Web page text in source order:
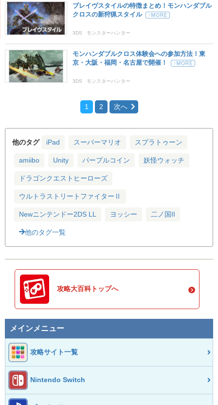
ブレイヴスタイルの特徴まとめ！モンハンダブル
クロスの新狩猟スタイル
3DS モンスターハンター
モンスターハンターダブルクロス
モンハンダブルクロス体験会への参加方法！東
京・大阪・福岡・名古屋で開催！
3DS モンスターハンター
1 2 次へ
他のタグ iPad スーパーマリオ スプラトゥーン
amiibo Unity パープルコイン 妖怪ウォッチ
ドラゴンクエストヒーローズ
ウルトラストリートファイターⅡ
Newニンテンドー2DS LL ヨッシー 二ノ国II
他のタグ一覧
攻略大百科トップへ
メインメニュー
攻略サイト一覧
Nintendo Switch